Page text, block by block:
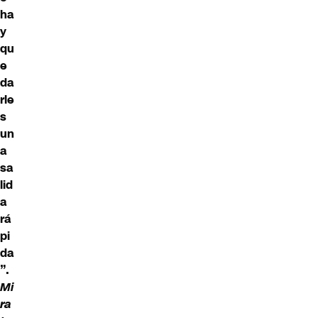
ha
y
qu
e
da
rle
s
un
a
sa
lid
a
rá
pi
da
”.
Mi
ra